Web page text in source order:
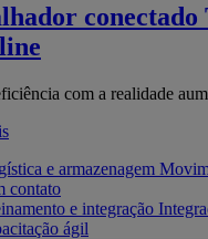
conectado
com a realidade
e armazenagem
contato
e integração
ágil